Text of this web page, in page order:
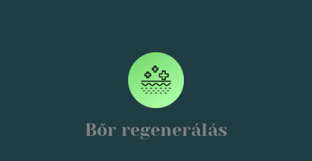
Bőr regenerálás